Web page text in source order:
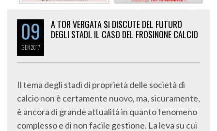
09
GEN2017
A TOR VERGATA SI DISCUTE DEL FUTURO
DEGLI STADI. IL CASO DEL FROSINONE CALCIO
Il tema degli stadi di proprietà delle società di
calcio non è certamente nuovo, ma, sicuramente,
è ancora di grande attualità in quanto fenomeno
complesso e di non facile gestione. La leva su cui